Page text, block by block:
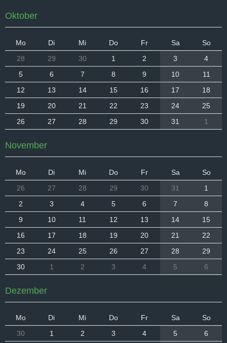
Oktober
Mo Di Mi Do Fr Sa
So
28
29 30 1 2 3
4
5
6 7 8 9 10
11
12
13 14 15 16 17
18
19
20 21 22 23 24
25
26
27 28 29 30 31 1
November
Mo Di Mi Do Fr Sa
So
26
27 28 29 30 31
1
2
3 4 5 6 7
8
9
10 11 12 13 14
15
16
17 18 19 20 21
22
23
24 25 26 27 28
29
30
1 2 3 4 5 6
Dezember
Mo Di Mi Do Fr Sa
So
30
1 2 3 4 5
6